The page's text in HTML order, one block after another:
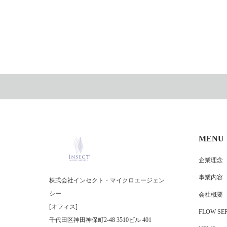
MENU
企業理念
事業内容
会社概要
FLOW
株式会社インセクト・マイクロエージェン
シー
[オフィス]
千代田区神田神保町2-48 3510ビル 401